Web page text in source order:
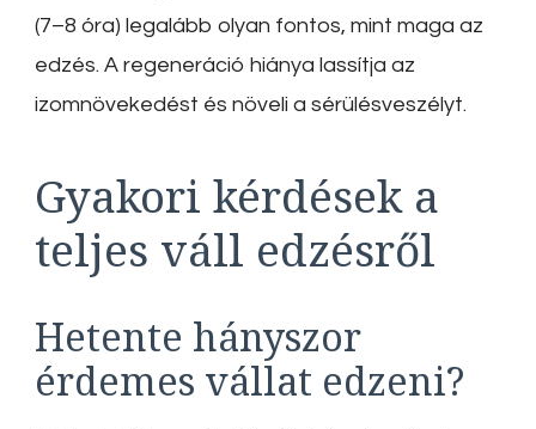
(7–8 óra) legalább olyan fontos, mint maga az
edzés. A regeneráció hiánya lassítja az
izomnövekedést és növeli a sérülésveszélyt.
Gyakori kérdések a
teljes váll edzésről
Hetente hányszor
érdemes vállat edzeni?